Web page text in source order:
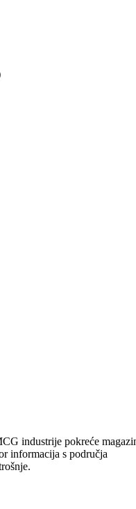
industrije pokreće
informacija s područja